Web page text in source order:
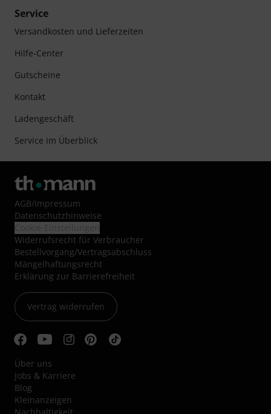
Service
Versandkosten und Lieferzeiten
Hilfe-Center
Gutscheine
Kontakt
Ladengeschäft
Service im Überblick
AGB/Impressum
Datenschutzhinweise
Widerrufsrecht für Verbraucher
Bestellvorgang/Vertragsabschluss
Mängelhaftungsrecht
Erklärung zur Barrierefreiheit
Vertrag widerrufen
Über uns
Jobs & Karriere
Blog
Kleinanzeigen